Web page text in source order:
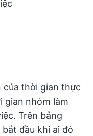
của thời gian thực
gian nhóm làm
Trên bảng
đầu khi ai đó